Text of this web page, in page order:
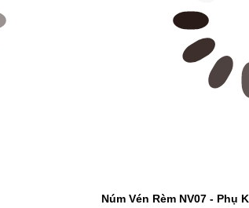
Núm Vén Rèm NV07 - Phụ